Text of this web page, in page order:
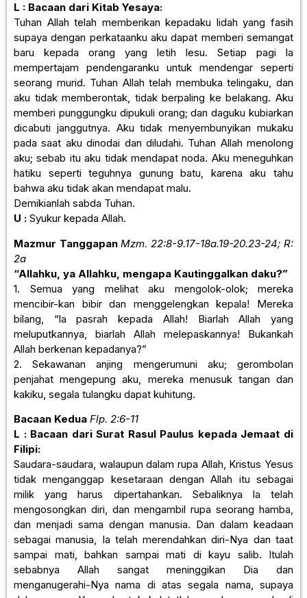
L : Bacaan dari Kitab Yesaya:
Tuhan Allah telah memberikan kepadaku lidah yang fasih
supaya dengan perkataanku aku dapat memberi semangat
baru kepada orang yang letih lesu. Setiap pagi la
mempertajam pendengaranku untuk mendengar seperti
seorang murid. Tuhan Allah telah membuka telingaku, dan
aku tidak memberontak, tidak berpaling ke belakang. Aku
memberi punggungku dipukuli orang; dan daguku kubiarkan
dicabuti janggutnya. Aku tidak menyembunyikan mukaku
pada saat aku dinodai dan diludahi. Tuhan Allah menolong
aku; sebab itu aku tidak mendapat noda. Aku meneguhkan
hatiku seperti teguhnya gunung batu, karena aku tahu
bahwa aku tidak akan mendapat malu.
Demikianlah sabda Tuhan.
U : Syukur kepada Allah.
Mazmur TanggapanMzm. 22:8-9.17-18a.19-20.23-24; R:
2a
“Allahku, ya Allahku, mengapa Kautinggalkan daku?”
1. Semua yang melihat aku mengolok-olok; mereka
mencibir-kan bibir dan menggelengkan kepala! Mereka
bilang, “la pasrah kepada Allah! Biarlah Allah yang
meluputkannya, biarlah Allah melepaskannya! Bukankah
Allah berkenan kepadanya?”
2. Sekawanan anjing mengerumuni aku; gerombolan
penjahat mengepung aku, mereka menusuk tangan dan
kakiku, segala tulangku dapat kuhitung.
Bacaan Kedua Flp. 2:6-11
L : Bacaan dari Surat Rasul Paulus kepada Jemaat di
Filipi:
Saudara-saudara, walaupun dalam rupa Allah, Kristus Yesus
tidak menganggap kesetaraan dengan Allah itu sebagai
milik yang harus dipertahankan. Sebaliknya la telah
mengosongkan diri, dan mengambil rupa seorang hamba,
dan menjadi sama dengan manusia. Dan dalam keadaan
sebagai manusia, Ia telah merendahkan diri-Nya dan taat
sampai mati, bahkan sampai mati di kayu salib. Itulah
sebabnya Allah sangat meninggikan Dia dan
menganugerahi-Nya nama di atas segala nama, supaya